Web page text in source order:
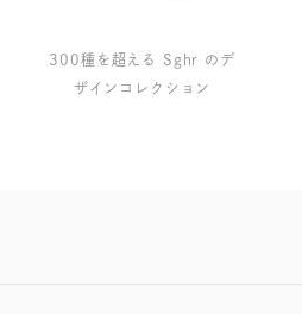
300種を超える Sghr のデ
ザインコレクション